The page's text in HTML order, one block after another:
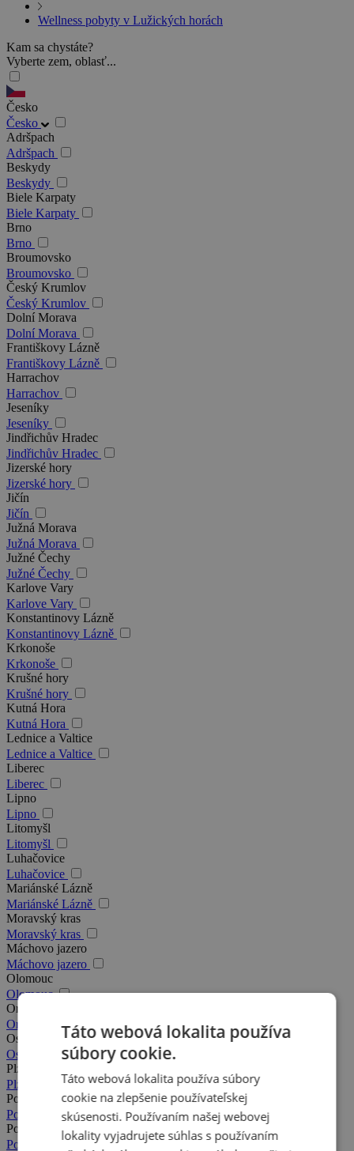
Wellness pobyty v Lužických horách
Kam sa chystáte?
Vyberte zem, oblasť...
Česko
Česko
Adršpach
Adršpach
Beskydy
Beskydy
Biele Karpaty
Biele Karpaty
Brno
Brno
Broumovsko
Broumovsko
Český Krumlov
Český Krumlov
Dolní Morava
Dolní Morava
Františkovy Lázně
Františkovy Lázně
Harrachov
Harrachov
Jeseníky
Jeseníky
Jindřichův Hradec
Jindřichův Hradec
Jizerské hory
Jizerské hory
Jičín
Jičín
Južná Morava
Južná Morava
Južné Čechy
Južné Čechy
Karlove Vary
Karlove Vary
Konstantinovy Lázně
Konstantinovy Lázně
Krkonoše
Krkonoše
Krušné hory
Krušné hory
Kutná Hora
Kutná Hora
Lednice a Valtice
Lednice a Valtice
Liberec
Liberec
Lipno
Lipno
Litomyšl
Litomyšl
Luhačovice
Luhačovice
Mariánské Lázně
Mariánské Lázně
Moravský kras
Moravský kras
Máchovo jazero
Máchovo jazero
Olomouc
Olomouc
Orlické hory
Orlické hory
Ostrava
Ostrava
Plzeň
Plzeň
Podkrkonošie
Podkrkonošie
Poděbrady
Poděbrady
Táto webová lokalita používa
súbory cookie.
Táto webová lokalita používa súbory
cookie na zlepšenie používateľskej
skúsenosti. Používaním našej webovej
lokality vyjadrujete súhlas s používaním